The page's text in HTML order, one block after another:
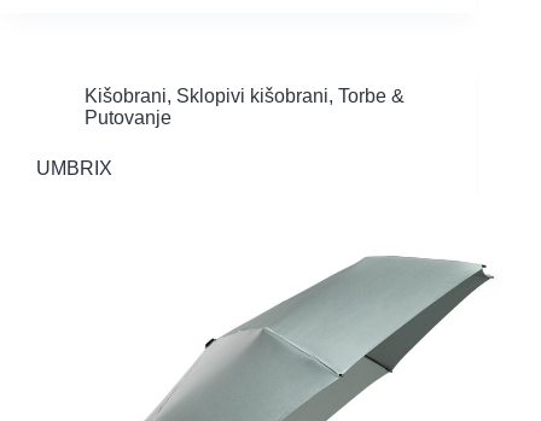
Kišobrani, Sklopivi kišobrani, Torbe &
Putovanje
UMBRIX